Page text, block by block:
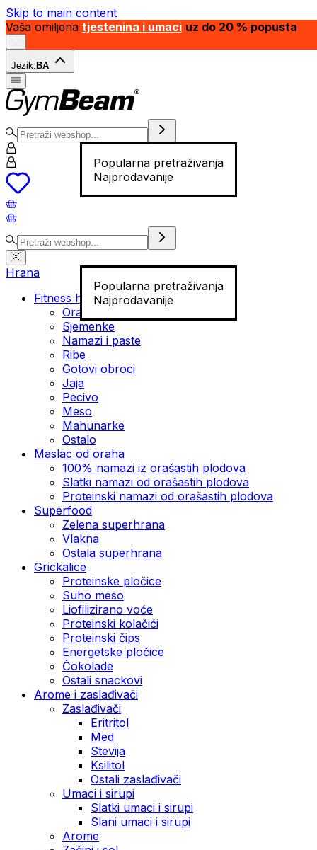
Skip to main content
Vaša omiljena tjestenina i umaci uz do 20 % popusta
Jezik: BA
Popularna pretraživanja
Najprodavanije
Popularna pretraživanja
Najprodavanije
Hrana
Fitness hrana
Orašasti plodovi
Sjemenke
Namazi i paste
Ribe
Gotovi obroci
Jaja
Pecivo
Meso
Mahunarke
Ostalo
Maslac od oraha
100% namazi iz orašastih plodova
Slatki namazi od orašastih plodova
Proteinski namazi od orašastih plodova
Superfood
Zelena superhrana
Vlakna
Ostala superhrana
Grickalice
Proteinske pločice
Suho meso
Liofilizirano voće
Proteinski kolačići
Proteinski čips
Energetske pločice
Čokolade
Ostali snackovi
Arome i zaslađivači
Zaslađivači
Eritritol
Med
Stevija
Ksilitol
Ostali zaslađivači
Umaci i sirupi
Slatki umaci i sirupi
Slani umaci i sirupi
Arome